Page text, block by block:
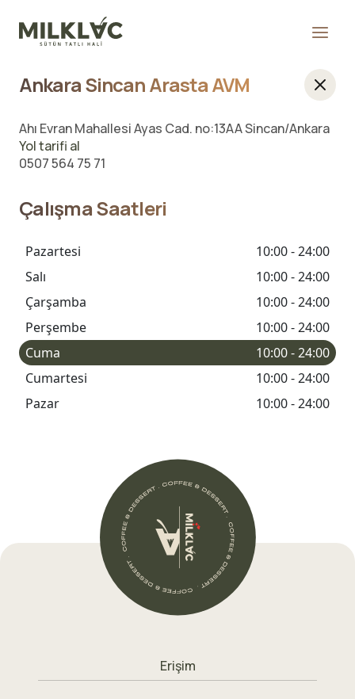
Ankara Sincan Arasta AVM
Ahı Evran Mahallesi Ayas Cad. no:13AA Sincan/Ankara
Yol tarifi al
0507 564 75 71
Çalışma Saatleri
Pazartesi
10:00 - 24:00
Salı
10:00 - 24:00
Çarşamba
10:00 - 24:00
Perşembe
10:00 - 24:00
Cuma
10:00 - 24:00
Cumartesi
10:00 - 24:00
Pazar
10:00 - 24:00
Erişim